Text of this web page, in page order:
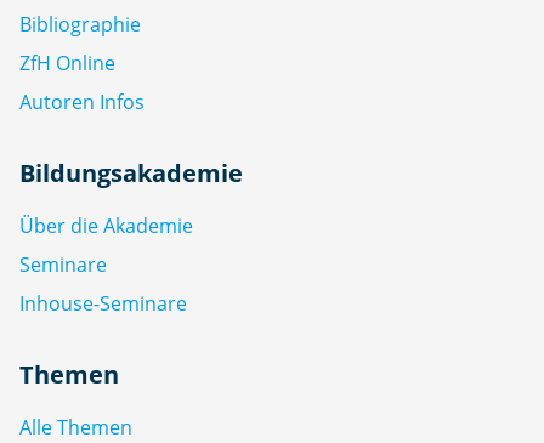
Bibliographie
ZfH Online
Autoren Infos
Bildungsakademie
Über die Akademie
Seminare
Inhouse-Seminare
Themen
Alle Themen